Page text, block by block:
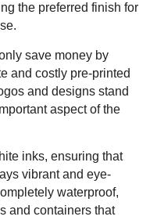
the preferred finish for
.
save money by
and costly pre-printed
and designs stand
aspect of the
inks, ensuring that
vibrant and eye-
waterproof,
and containers that